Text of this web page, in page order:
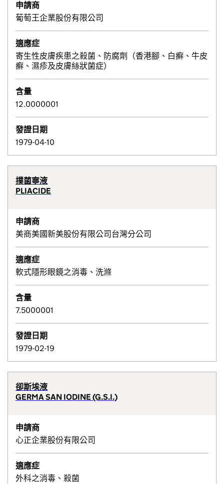
申請商
葡萄王企業股份有限公司
適應症
寄生性皮膚疾患之殺菌、防腐劑（香港腳、白癬、牛皮
癬、濕疹及皮膚絲狀菌症）
含量
12.0000001
發證日期
1979-04-10
撲菌寧液
PLIACIDE
申請商
美商美國新美股份有限公司台灣分公司
適應症
軟式隱形眼鏡之消毒、洗滌
含量
7.5000001
發證日期
1979-02-19
卻斯埃液
GERMA SAN IODINE (G.S.I.)
申請商
心正企業股份有限公司
適應症
外科之消毒、殺菌